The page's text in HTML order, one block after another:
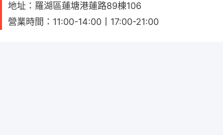
地址：羅湖區蓮塘港蓮路89棟106
營業時間：11:00-14:00丨17:00-21:00